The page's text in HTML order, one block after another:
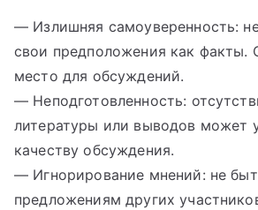
— Излишняя самоуверенность:
свои предположения как факты.
место для обсуждений.
— Неподготовленность:
литературы или выводов может
качеству обсуждения.
— Игнорирование мнений: не
предложениям других